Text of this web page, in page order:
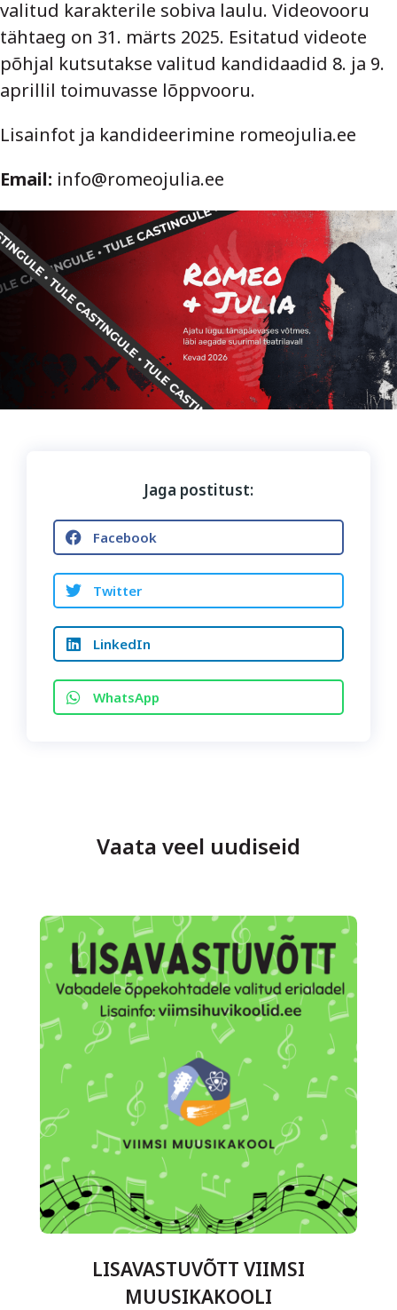
valitud karakterile sobiva laulu. Videovooru
tähtaeg on 31. märts 2025. Esitatud videote
põhjal kutsutakse valitud kandidaadid 8. ja 9.
aprillil toimuvasse lõppvooru.
Lisainfot ja kandideerimine romeojulia.ee
Email: info@romeojulia.ee
Jaga postitust:
Facebook
Twitter
LinkedIn
WhatsApp
Vaata veel uudiseid
LISAVASTUVÕTT VIIMSI
MUUSIKAKOOLI